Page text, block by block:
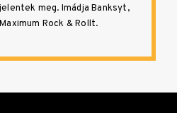
meg. Imádja Banksyt,
Rock & Rollt.